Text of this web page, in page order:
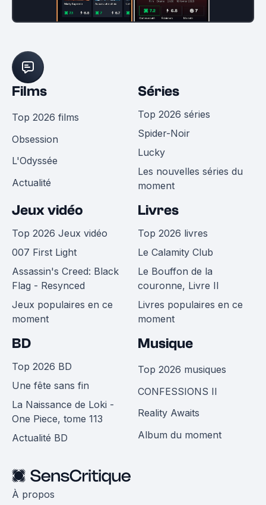
Films
Top 2026 films
Obsession
L'Odyssée
Actualité
Séries
Top 2026 séries
Spider-Noir
Lucky
Les nouvelles séries du
moment
Jeux vidéo
Top 2026 Jeux vidéo
007 First Light
Assassin's Creed: Black
Flag - Resynced
Jeux populaires en ce
moment
Livres
Top 2026 livres
Le Calamity Club
Le Bouffon de la
couronne, Livre II
Livres populaires en ce
moment
BD
Top 2026 BD
Une fête sans fin
La Naissance de Loki -
One Piece, tome 113
Actualité BD
Musique
Top 2026 musiques
CONFESSIONS II
Reality Awaits
Album du moment
À propos